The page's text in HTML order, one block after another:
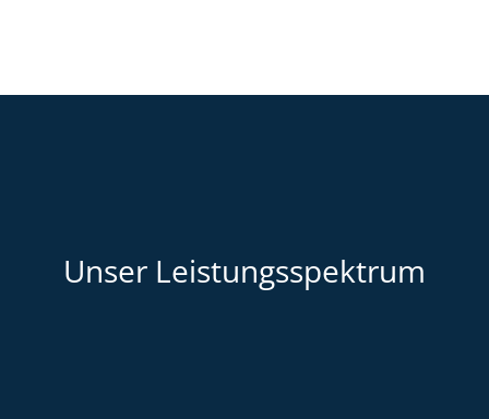
Unser Leistungsspektrum